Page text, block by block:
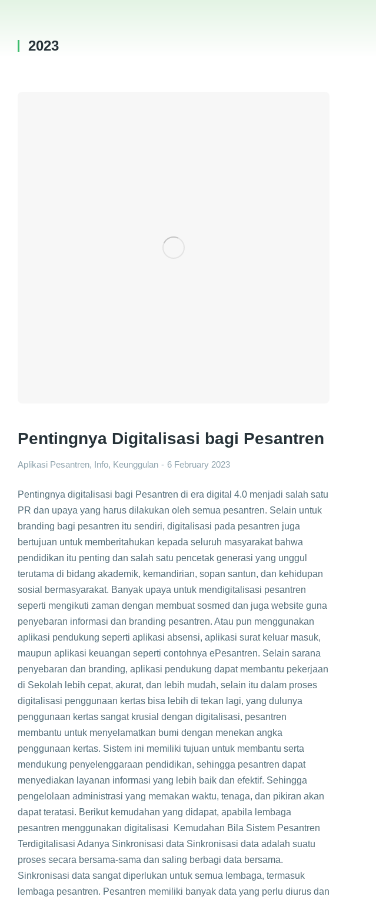
2023
Pentingnya Digitalisasi bagi Pesantren
Aplikasi Pesantren, Info, Keunggulan 6 February 2023
Pentingnya digitalisasi bagi Pesantren di era digital 4.0 menjadi salah satu
PR dan upaya yang harus dilakukan oleh semua pesantren. Selain untuk
branding bagi pesantren itu sendiri, digitalisasi pada pesantren juga
bertujuan untuk memberitahukan kepada seluruh masyarakat bahwa
pendidikan itu penting dan salah satu pencetak generasi yang unggul
terutama di bidang akademik, kemandirian, sopan santun, dan kehidupan
sosial bermasyarakat. Banyak upaya untuk mendigitalisasi pesantren
seperti mengikuti zaman dengan membuat sosmed dan juga website guna
penyebaran informasi dan branding pesantren. Atau pun menggunakan
aplikasi pendukung seperti aplikasi absensi, aplikasi surat keluar masuk,
maupun aplikasi keuangan seperti contohnya ePesantren. Selain sarana
penyebaran dan branding, aplikasi pendukung dapat membantu pekerjaan
di Sekolah lebih cepat, akurat, dan lebih mudah, selain itu dalam proses
digitalisasi penggunaan kertas bisa lebih di tekan lagi, yang dulunya
penggunaan kertas sangat krusial dengan digitalisasi, pesantren
membantu untuk menyelamatkan bumi dengan menekan angka
penggunaan kertas. Sistem ini memiliki tujuan untuk membantu serta
mendukung penyelenggaraan pendidikan, sehingga pesantren dapat
menyediakan layanan informasi yang lebih baik dan efektif. Sehingga
pengelolaan administrasi yang memakan waktu, tenaga, dan pikiran akan
dapat teratasi. Berikut kemudahan yang didapat, apabila lembaga
pesantren menggunakan digitalisasi Kemudahan Bila Sistem Pesantren
Terdigitalisasi Adanya Sinkronisasi data Sinkronisasi data adalah suatu
proses secara bersama-sama dan saling berbagi data bersama.
Sinkronisasi data sangat diperlukan untuk semua lembaga, termasuk
lembaga pesantren. Pesantren memiliki banyak data yang perlu diurus dan